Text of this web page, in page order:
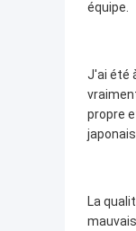
équipe.
J'ai été
propre
La